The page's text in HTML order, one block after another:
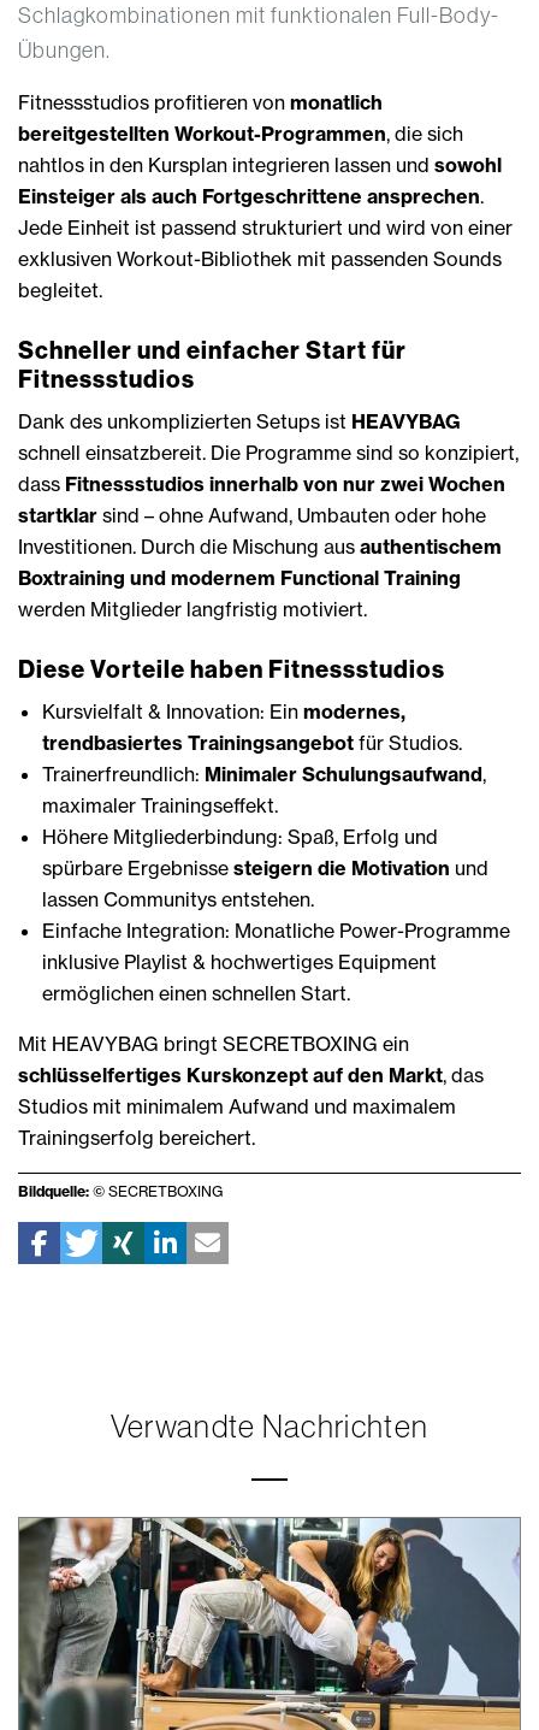
Schlagkombinationen mit funktionalen Full-Body-
Übungen.
Fitnessstudios profitieren von monatlich
bereitgestellten Workout-Programmen, die sich
nahtlos in den Kursplan integrieren lassen und sowohl
Einsteiger als auch Fortgeschrittene ansprechen.
Jede Einheit ist passend strukturiert und wird von einer
exklusiven Workout-Bibliothek mit passenden Sounds
begleitet.
Schneller und einfacher Start für
Fitnessstudios
Dank des unkomplizierten Setups ist HEAVYBAG
schnell einsatzbereit. Die Programme sind so konzipiert,
dass Fitnessstudios innerhalb von nur zwei Wochen
startklar sind – ohne Aufwand, Umbauten oder hohe
Investitionen. Durch die Mischung aus authentischem
Boxtraining und modernem Functional Training
werden Mitglieder langfristig motiviert.
Diese Vorteile haben Fitnessstudios
Kursvielfalt & Innovation: Ein modernes,
trendbasiertes Trainingsangebot für Studios.
Trainerfreundlich: Minimaler Schulungsaufwand,
maximaler Trainingseffekt.
Höhere Mitgliederbindung: Spaß, Erfolg und
spürbare Ergebnisse steigern die Motivation und
lassen Communitys entstehen.
Einfache Integration: Monatliche Power-Programme
inklusive Playlist & hochwertiges Equipment
ermöglichen einen schnellen Start.
Mit HEAVYBAG bringt SECRETBOXING ein
schlüsselfertiges Kurskonzept auf den Markt, das
Studios mit minimalem Aufwand und maximalem
Trainingserfolg bereichert.
Bildquelle: © SECRETBOXING
Verwandte Nachrichten